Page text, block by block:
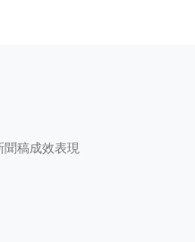
稿成效表現